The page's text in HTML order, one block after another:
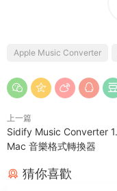
Apple Music Converter
上一篇
Sidify Music Converter
Mac 音樂格式轉換器
猜你喜歡